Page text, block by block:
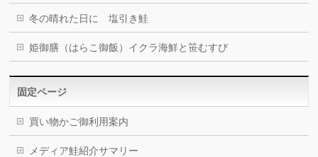
冬の晴れた日に 塩引き鮭
姫御膳（はらこ御飯）イクラ海鮮と笹むすび
固定ページ
買い物かご御利用案内
メディア鮭紹介サマリー